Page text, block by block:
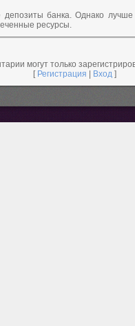
банка. Однако
ресурсы.
могут только
[ Регистрация Вход]